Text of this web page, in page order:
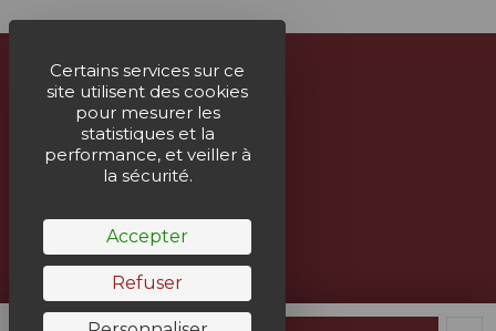
Certains services sur ce
site utilisent des cookies
pour mesurer les
statistiques et la
performance, et veiller à
la sécurité.
Accepter
Refuser
À propos
Nous contacter
Bulletin